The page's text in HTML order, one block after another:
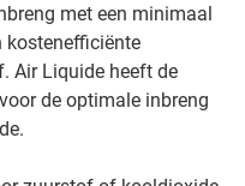
met een minimaal
kostenefficiënte
Air Liquide heeft de
de optimale inbreng